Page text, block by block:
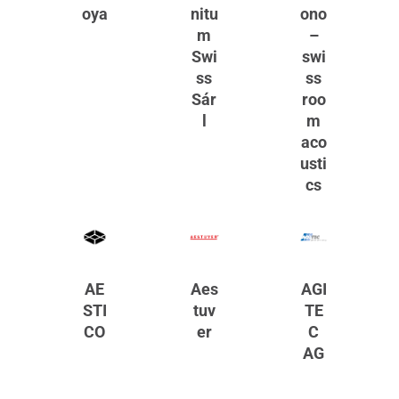
oya
nitu
m
Swi
ss
Sár
ono
–
swi
ss
roo
m
aco
usti
cs
AE
STI
CO
Aes
tuv
er
AGI
TE
C
AG